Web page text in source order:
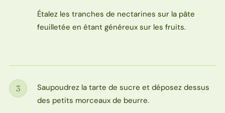
Étalez les tranches de nectarines sur la pâte
feuilletée en étant généreux sur les fruits.
Étape
3
Saupoudrez la tarte de sucre et déposez dessus
des petits morceaux de beurre.